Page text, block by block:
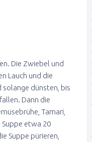
Die Zwiebel und
Lauch und die
dünsten, bis
Dann die
Tamari,
etwa 20
Suppe pürieren,